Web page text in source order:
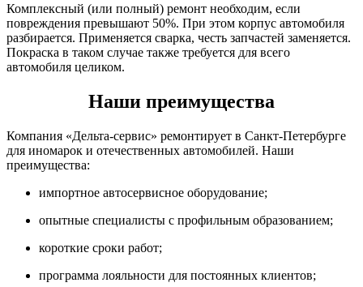
Комплексный (или полный) ремонт необходим, если
повреждения превышают 50%. При этом корпус автомобиля
разбирается. Применяется сварка, честь запчастей заменяется.
Покраска в таком случае также требуется для всего
автомобиля целиком.
Наши преимущества
Компания «Дельта-сервис» ремонтирует в Санкт-Петербурге
для иномарок и отечественных автомобилей. Наши
преимущества:
импортное автосервисное оборудование;
опытные специалисты с профильным образованием;
короткие сроки работ;
программа лояльности для постоянных клиентов;